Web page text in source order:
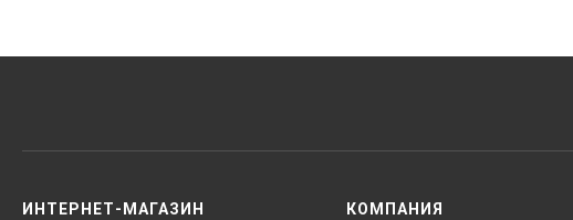
ИНТЕРНЕТ-МАГАЗИН КОМПАНИЯ